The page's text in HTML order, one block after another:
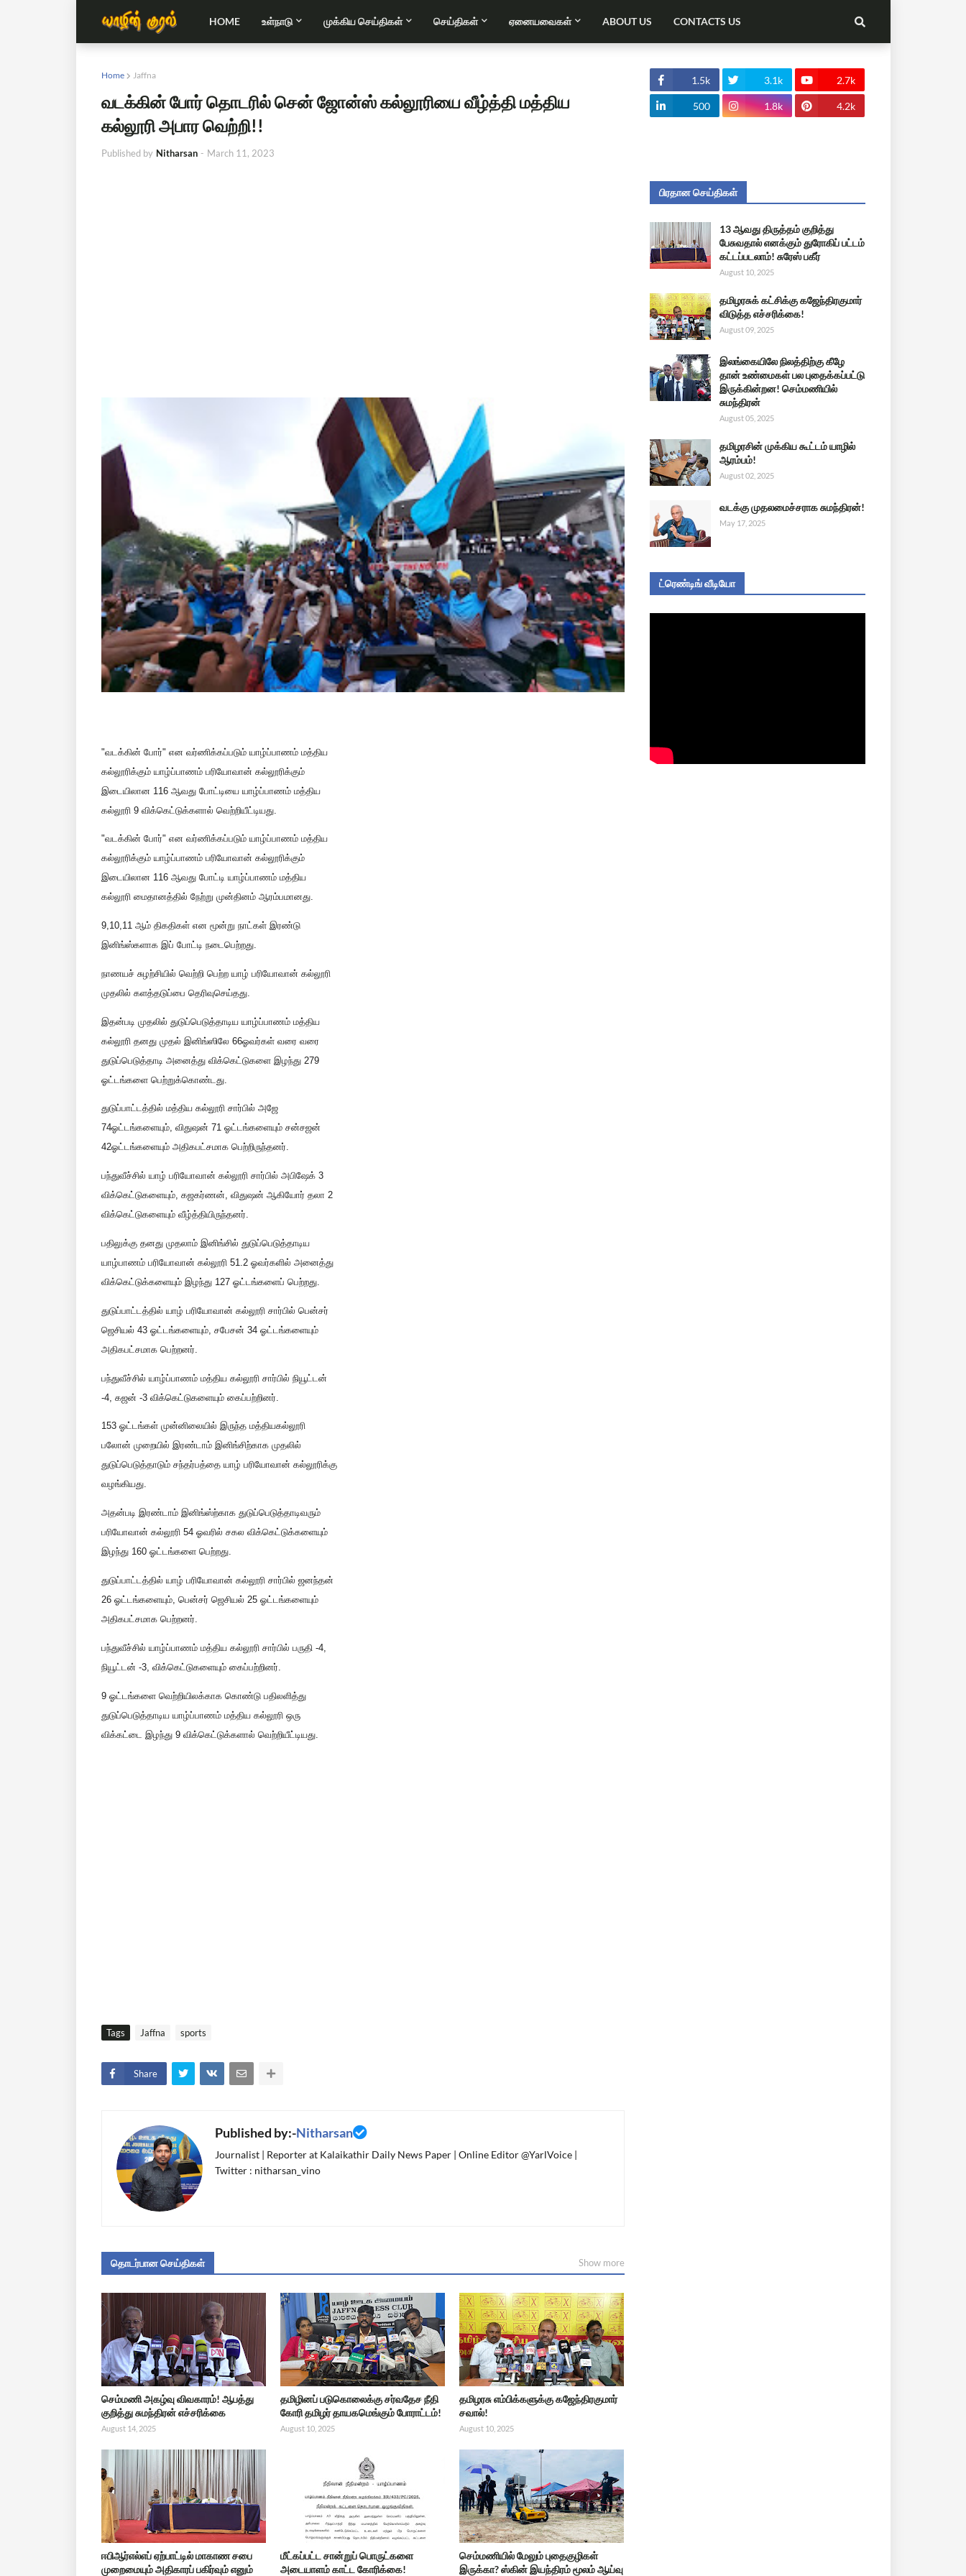
HOME உள்நாடு முக்கிய செய்திகள் செய்திகள் ஏனையவைகள் ABOUT US CONTACTS US
Home Jaffna
வடக்கின் போர் தொடரில் சென் ஜோன்ஸ் கல்லூரியை வீழ்த்தி மத்திய
கல்லூரி அபார வெற்றி!!
Published by Nitharsan - March 11, 2023
"வடக்கின் போர்" என வர்ணிக்கப்படும் யாழ்ப்பாணம் மத்திய
கல்லூரிக்கும் யாழ்ப்பாணம் பரியோவான் கல்லூரிக்கும்
இடையிலான 116 ஆவது போட்டியை யாழ்ப்பாணம் மத்திய
கல்லூரி 9 விக்கெட்டுக்களால் வெற்றியீட்டியது.
"வடக்கின் போர்" என வர்ணிக்கப்படும் யாழ்ப்பாணம் மத்திய
கல்லூரிக்கும் யாழ்ப்பாணம் பரியோவான் கல்லூரிக்கும்
இடையிலான 116 ஆவது போட்டி யாழ்ப்பாணம் மத்திய
கல்லூரி மைதானத்தில் நேற்று முன்தினம் ஆரம்பமானது.
9,10,11 ஆம் திகதிகள் என மூன்று நாட்கள் இரண்டு
இனிங்ஸ்களாக இப் போட்டி நடைபெற்றது.
நாணயச் சுழற்சியில் வெற்றி பெற்ற யாழ் பரியோவான் கல்லூரி
முதலில் களத்தடுப்பை தெரிவுசெய்தது.
இதன்படி முதலில் துடுப்பெடுத்தாடிய யாழ்ப்பாணம் மத்திய
கல்லூரி தனது முதல் இனிங்ஸிலே 66ஓவர்கள் வரை வரை
துடுப்பெடுத்தாடி அனைத்து விக்கெட்டுகளை இழந்து 279
ஓட்டங்களை பெற்றுக்கொண்டது.
துடுப்பாட்டத்தில் மத்திய கல்லூரி சார்பில் அஜே
74ஓட்டங்களையும், விதுஷன் 71 ஓட்டங்களையும் சன்சஜன்
42ஓட்டங்களையும் அதிகபட்சமாக பெற்றிருந்தனர்.
பந்துவீச்சில் யாழ் பரியோவான் கல்லூரி சார்பில் அபிஷேக் 3
விக்கெட்டுகளையும், கஜகர்ணன், விதுஷன் ஆகியோர் தலா 2
விக்கெட்டுகளையும் வீழ்த்தியிருந்தனர்.
பதிலுக்கு தனது முதலாம் இனிங்சில் துடுப்பெடுத்தாடிய
யாழ்பாணம் பரியோவான் கல்லூரி 51.2 ஓவர்களில் அனைத்து
விக்கெட்டுக்களையும் இழந்து 127 ஓட்டங்களைப் பெற்றது.
துடுப்பாட்டத்தில் யாழ் பரியோவான் கல்லூரி சார்பில் பென்சர்
ஜெசியல் 43 ஓட்டங்களையும், சபேசன் 34 ஓட்டங்களையும்
அதிகபட்சமாக பெற்றனர்.
பந்துவீச்சில் யாழ்ப்பாணம் மத்திய கல்லூரி சார்பில் நியூட்டன்
-4, கஜன் -3 விக்கெட்டுகளையும் கைப்பற்றினர்.
153 ஓட்டங்கள் முன்னிலையில் இருந்த மத்தியகல்லூரி
பலோன் முறையில் இரண்டாம் இனிங்சிற்காக முதலில்
துடுப்பெடுத்தாடும் சந்தர்பத்தை யாழ் பரியோவான் கல்லூரிக்கு
வழங்கியது.
அதன்படி இரண்டாம் இனிங்ஸ்ற்காக துடுப்பெடுத்தாடிவரும்
பரியோவான் கல்லூரி 54 ஓவரில் சகல விக்கெட்டுக்களையும்
இழந்து 160 ஓட்டங்களை பெற்றது.
துடுப்பாட்டத்தில் யாழ் பரியோவான் கல்லூரி சார்பில் ஜனந்தன்
26 ஓட்டங்களையும், பென்சர் ஜெசியல் 25 ஓட்டங்களையும்
அதிகபட்சமாக பெற்றனர்.
பந்துவீச்சில் யாழ்ப்பாணம் மத்திய கல்லூரி சார்பில் பருதி -4,
நியூட்டன் -3, விக்கெட்டுகளையும் கைப்பற்றினர்.
9 ஓட்டங்களை வெற்றியிலக்காக கொண்டு பதிலளித்து
துடுப்பெடுத்தாடிய யாழ்ப்பாணம் மத்திய கல்லூரி ஒரு
விக்கட்டை இழந்து 9 விக்கெட்டுக்களால் வெற்றியீட்டியது.
Tags Jaffna sports
Share
Published by:-Nitharsan
Journalist | Reporter at Kalaikathir Daily News Paper | Online Editor @YarlVoice |
Twitter : nitharsan_vino
தொடர்பான செய்திகள் Show more
செம்மணி அகழ்வு விவகாரம்! ஆபத்து
குறித்து சுமந்திரன் எச்சரிக்கை
August 14, 2025
தமிழினப் படுகொலைக்கு சர்வதேச நீதி
கோரி தமிழர் தாயகமெங்கும் போராட்டம்!
August 10, 2025
தமிழரசு எம்பிக்களுக்கு கஜேந்திரகுமார்
சவால்!
August 10, 2025
ஈபிஆர்எல்எப் ஏற்பாட்டில் மாகாண சபை
முறைமையும் அதிகாரப் பகிர்வும் எனும்
மீட்கப்பட்ட சான்றுப் பொருட்களை
அடையாளம் காட்ட கோரிக்கை!
செம்மணியில் மேலும் புதைகுழிகள்
இருக்கா? ஸ்கின் இயந்திரம் மூலம் ஆய்வு
1.5k 3.1k 2.7k
500 1.8k 4.2k
பிரதான செய்திகள்
13 ஆவது திருத்தம் குறித்து
பேசுவதால் எனக்கும் துரோகிப் பட்டம்
கட்டப்படலாம்! சுரேஸ் பகீர்
August 10, 2025
தமிழரசுக் கட்சிக்கு கஜேந்திரகுமார்
விடுத்த எச்சரிக்கை!
August 09, 2025
இலங்கையிலே நிலத்திற்கு கீழே
தான் உண்மைகள் பல புதைக்கப்பட்டு
இருக்கின்றன! செம்மணியில்
சுமந்திரன்
August 05, 2025
தமிழரசின் முக்கிய கூட்டம் யாழில்
ஆரம்பம்!
August 02, 2025
வடக்கு முதலமைச்சராக சுமந்திரன்!
May 17, 2025
ட்ரெண்டிங் வீடியோ